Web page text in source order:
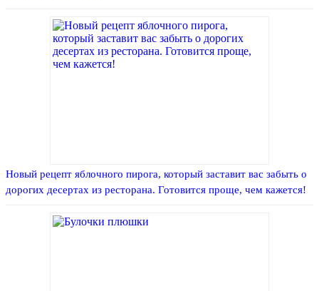
Новый рецепт яблочного пирога, который заставит вас забыть о
дорогих десертах из ресторана. Готовится проще, чем кажется!